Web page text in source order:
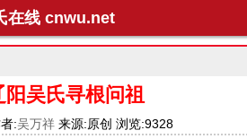
在线 cnwu.net
阳吴氏寻根问祖
:吴万祥 来源:原创 浏览:9328